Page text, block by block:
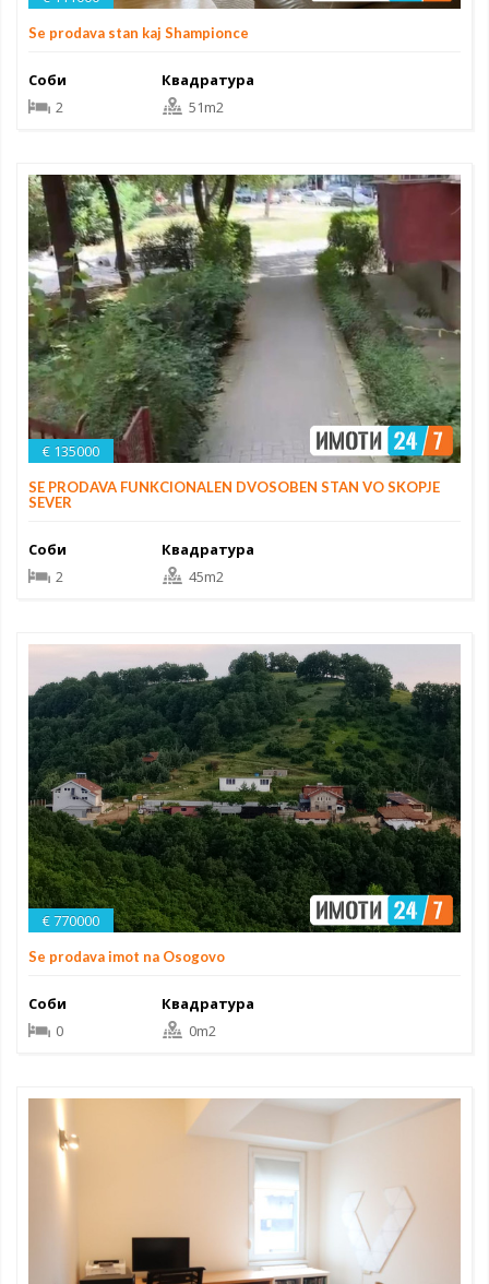
Se prodava stan kaj Shampionce
Соби
2
Квадратура
51m2
€ 135000
SE PRODAVA FUNKCIONALEN DVOSOBEN STAN VO SKOPJE
SEVER
Соби
2
Квадратура
45m2
€ 770000
Se prodava imot na Osogovo
Соби
0
Квадратура
0m2